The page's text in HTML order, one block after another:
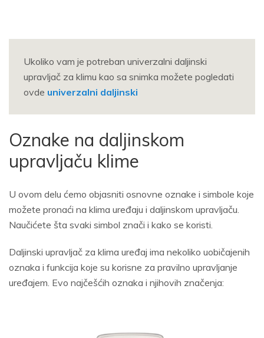
Ukoliko vam je potreban univerzalni daljinski
upravljač za klimu kao sa snimka možete pogledati
ovde univerzalni daljinski
Oznake na daljinskom
upravljaču klime
U ovom delu ćemo objasniti osnovne oznake i simbole koje
možete pronaći na klima uređaju i daljinskom upravljaču.
Naučićete šta svaki simbol znači i kako se koristi.
Daljinski upravljač za klima uređaj ima nekoliko uobičajenih
oznaka i funkcija koje su korisne za pravilno upravljanje
uređajem. Evo najčešćih oznaka i njihovih značenja: